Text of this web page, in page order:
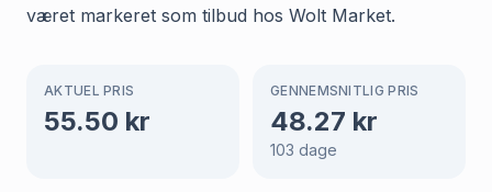
været markeret som tilbud hos Wolt Market.
AKTUEL PRIS
55.50 kr
GENNEMSNITLIG PRIS
48.27 kr
103 dage